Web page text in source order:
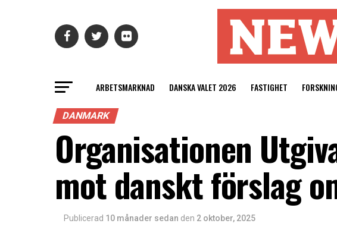
ARBETSMARKNAD DANSKA VALET 2026 FASTIGHET
DANMARK
Organisationen
mot danskt förslag
Publicerad 10 månader sedan den 2 oktober, 2025